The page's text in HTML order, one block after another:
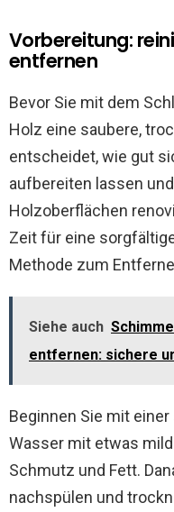
Vorbereitung:
entfernen
Bevor Sie mit dem
Holz eine saubere,
entscheidet, wie gut
aufbereiten lassen
Holzoberflächen
Zeit für eine
Methode zum
Siehe auch
entfernen: sichere
Beginnen Sie mit
Wasser mit etwas
Schmutz und Fett.
nachspülen und